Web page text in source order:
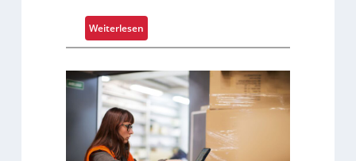
s
e
n
Weiterlesen
O
t
i
m
i
e